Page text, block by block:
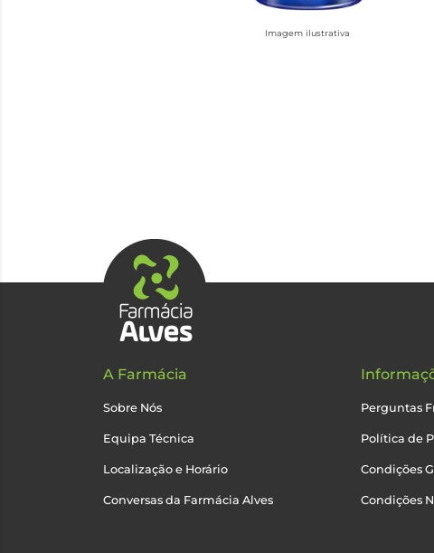
Imagem ilustrativa
A Farmácia
Sobre Nós
Equipa Técnica
Localização e Horário
Conversas da Farmácia Alves
Perguntas
Política de
Condições
Condições